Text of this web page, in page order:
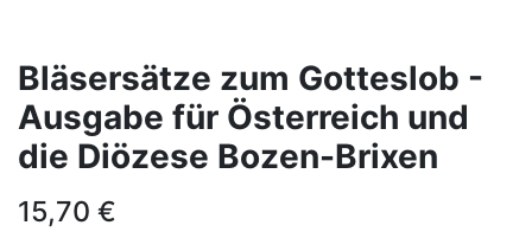
Bläsersätze zum Gotteslob -
Ausgabe für Österreich und
die Diözese Bozen-Brixen
15,70 €